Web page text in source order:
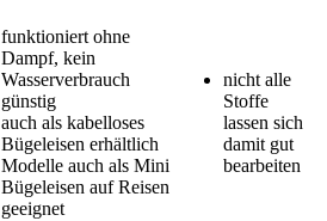
funktioniert ohne
Dampf, kein
Wasserverbrauch
günstig
auch als kabelloses
Bügeleisen erhältlich
Modelle auch als Mini
Bügeleisen auf Reisen
geeignet
nicht alle
Stoffe
lassen sich
damit gut
bearbeiten